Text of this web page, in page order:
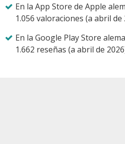
En la App Store de Apple
1.056 valoraciones (a abril de
En la Google Play Store
1.662 reseñas (a abril de